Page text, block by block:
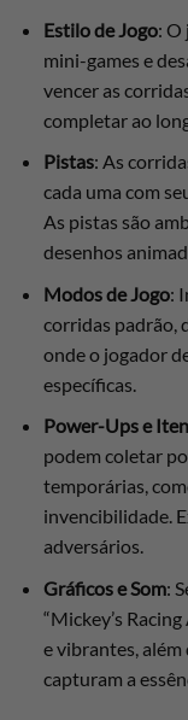
Estilo de Jogo: O
mini-games e
vencer as
completar ao
Pistas: As
cada uma com
As pistas são
desenhos
Modos de Jogo:
corridas padrão,
onde o jogador
específicas.
Power-Ups e
podem coletar
temporárias,
invencibilidade.
adversários.
Gráficos e Som:
“Mickey’s
e vibrantes,
capturam a